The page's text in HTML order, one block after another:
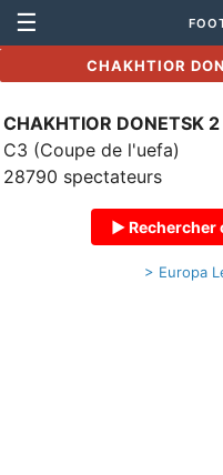
☰
CHAKHTIOR
CHAKHTIOR DONETSK 2
C3 (Coupe de l'uefa)
28790 spectateurs
▶ Rechercher
> Europa